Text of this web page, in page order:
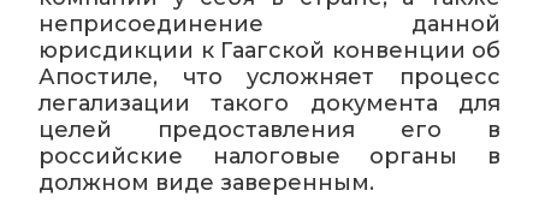
неприсоединение данной
юрисдикции к Гаагской конвенции об
Апостиле, что усложняет процесс
легализации такого документа для
целей предоставления его в
российские налоговые органы в
должном виде заверенным.